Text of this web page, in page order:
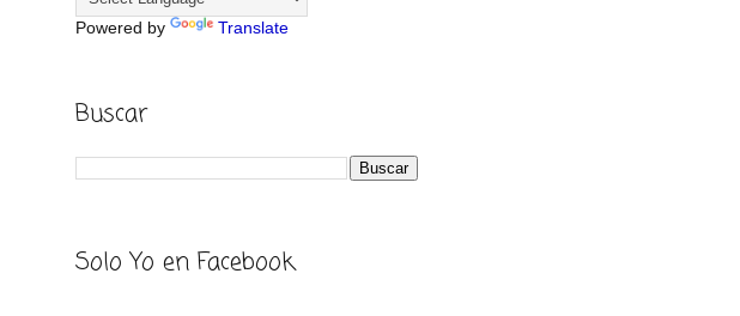
Powered by Translate
Buscar
Solo Yo en Facebook